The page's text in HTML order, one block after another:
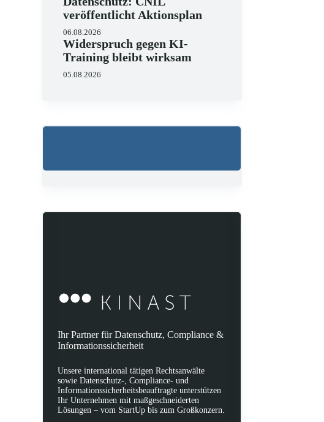
veröffentlicht Aktionsplan
06.08.2026
Widerspruch gegen KI-
Training bleibt wirksam
05.08.2026
Ihr Partner für Datenschutz, Compliance &
Informationssicherheit
Unsere international tätigen Rechtsanwälte
sowie Datenschutz-, Compliance- und
Informationssicherheitsbeauftragte unterstützen
Ihr Unternehmen mit maßgeschneiderten
Lösungen – vom StartUp bis zum Großkonzern.